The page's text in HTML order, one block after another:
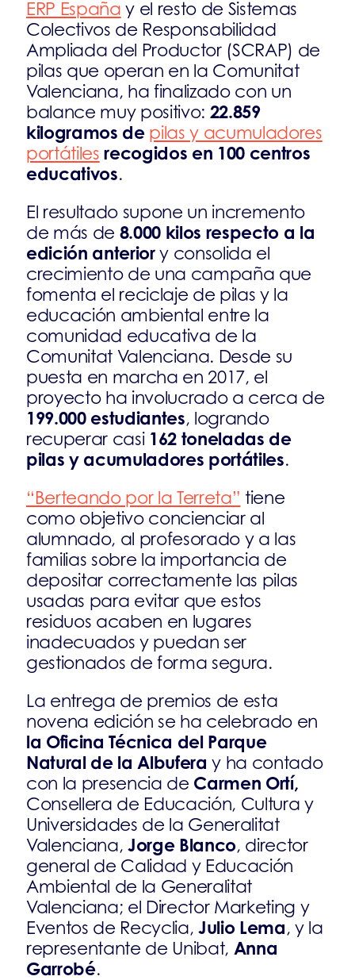
ERP España y el resto de Sistemas
Colectivos de Responsabilidad
Ampliada del Productor (SCRAP) de
pilas que operan en la Comunitat
Valenciana, ha finalizado con un
balance muy positivo: 22.859
kilogramos de pilas y acumuladores
portátiles recogidos en 100 centros
educativos.
El resultado supone un incremento
de más de 8.000 kilos respecto a la
edición anteriory consolida el
crecimiento de una campaña que
fomenta el reciclaje de pilas y la
educación ambiental entre la
comunidad educativa de la
Comunitat Valenciana. Desde su
puesta en marcha en 2017, el
proyecto ha involucrado a cerca de
199.000 estudiantes, logrando
recuperar casi 162 toneladas de
pilas y acumuladores portátiles.
“Berteando por la Terreta” tiene
como objetivo concienciar al
alumnado, al profesorado y a las
familias sobre la importancia de
depositar correctamente las pilas
usadas para evitar que estos
residuos acaben en lugares
inadecuados y puedan ser
gestionados de forma segura.
La entrega de premios de esta
novena edición se ha celebrado en
la Oficina Técnica del Parque
Natural de la Albufera y ha contado
con la presencia de Carmen Ortí,
Consellera de Educación, Cultura y
Universidades de la Generalitat
Valenciana,Jorge Blanco, director
general de Calidad y Educación
Ambiental de la Generalitat
Valenciana; el Director Marketing y
Eventos de Recyclia,Julio Lema, y la
representante de Unibat, Anna
Garrobé.